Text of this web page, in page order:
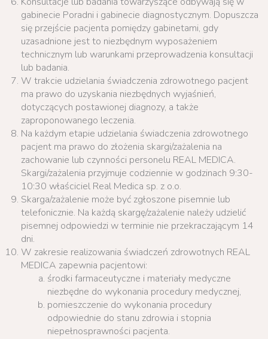
gabinecie Poradni i gabinecie diagnostycznym. Dopuszcza
się przejście pacjenta pomiędzy gabinetami, gdy
uzasadnione jest to niezbędnym wyposażeniem
technicznym lub warunkami przeprowadzenia konsultacji
lub badania.
W trakcie udzielania świadczenia zdrowotnego pacjent
ma prawo do uzyskania niezbędnych wyjaśnień,
dotyczących postawionej diagnozy, a także
zaproponowanego leczenia.
Na każdym etapie udzielania świadczenia zdrowotnego
pacjent ma prawo do złożenia skargi/zażalenia na
zachowanie lub czynności personelu REAL MEDICA.
Skargi/zażalenia przyjmuje codziennie w godzinach 9:30-
10:30 właściciel Real Medica sp. z o.o.
Skarga/zażalenie może być zgłoszone pisemnie lub
telefonicznie. Na każdą skargę/zażalenie należy udzielić
pisemnej odpowiedzi w terminie nie przekraczającym 14
dni.
W zakresie realizowania świadczeń zdrowotnych REAL
MEDICA zapewnia pacjentowi:
środki farmaceutyczne i materiały medyczne
niezbędne do wykonania procedury medycznej,
pomieszczenie do wykonania procedury
odpowiednie do stanu zdrowia i stopnia
niepełnosprawności pacjenta.